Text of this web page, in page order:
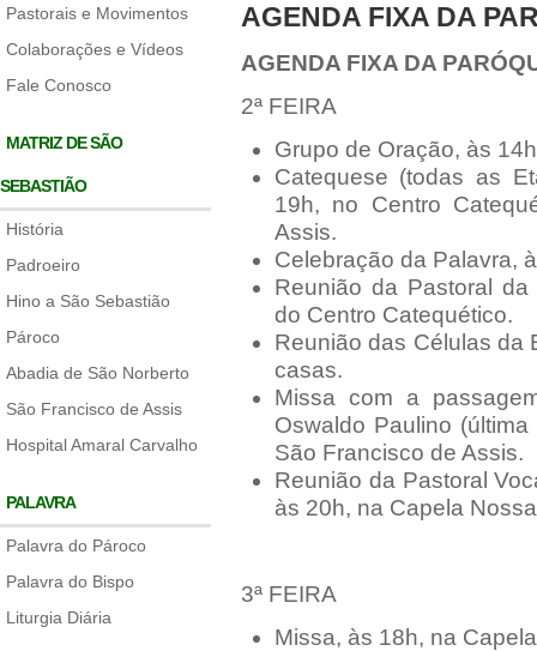
Pastorais e Movimentos
Colaborações e Vídeos
Fale Conosco
MATRIZ DE SÃO
SEBASTIÃO
História
Padroeiro
Hino a São Sebastião
Pároco
Abadia de São Norberto
São Francisco de Assis
Hospital Amaral Carvalho
PALAVRA
Palavra do Pároco
Palavra do Bispo
Liturgia Diária
AGENDA FIXA DA
AGENDA FIXA DA
2ª FEIRA
Grupo de Oração, às
Catequese (todas as
19h, no Centro
Assis.
Celebração da Palavra,
Reunião da Pastoral
do Centro Catequético.
Reunião das Células da
casas.
Missa com a
Oswaldo Paulino
São Francisco de Assis.
Reunião da Pastoral
às 20h, na Capela
3ª FEIRA
Missa, às 18h, na